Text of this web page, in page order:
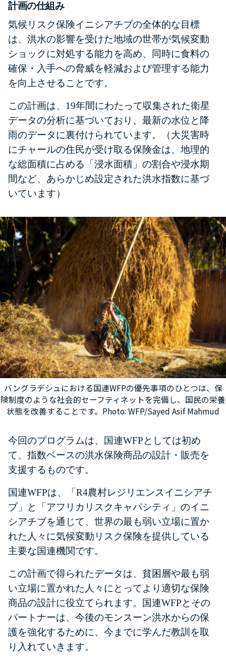
計画の仕組み
気候リスク保険イニシアチブの全体的な目標
は、洪水の影響を受けた地域の世帯が気候変動
ショックに対処する能力を高め、同時に食料の
確保・入手への脅威を軽減および管理する能力
を向上させることです。
この計画は、19年間にわたって収集された衛星
データの分析に基づいており、最新の水位と降
雨のデータに裏付けられています。（大災害時
にチャールの住民が受け取る保険金は、地理的
な総面積に占める「浸水面積」の割合や浸水期
間など、あらかじめ設定された洪水指数に基づ
いています）
バングラデシュにおける国連WFPの優先事項のひとつは、保
険制度のような社会的セーフティネットを完備し、国民の栄養
状態を改善することです。Photo: WFP/Sayed Asif Mahmud
今回のプログラムは、国連WFPとしては初め
て、指数ベースの洪水保険商品の設計・販売を
支援するものです。
国連WFPは、「R4農村レジリエンスイニシアチ
ブ」と「アフリカリスクキャパシティ」のイニ
シアチブを通じて、世界の最も弱い立場に置か
れた人々に気候変動リスク保険を提供している
主要な国連機関です。
この計画で得られたデータは、貧困層や最も弱
い立場に置かれた人々にとってより適切な保険
商品の設計に役立てられます。 国連WFPとその
パートナーは、今後のモンスーン洪水からの保
護を強化するために、今までに学んだ教訓を取
り入れていきます。